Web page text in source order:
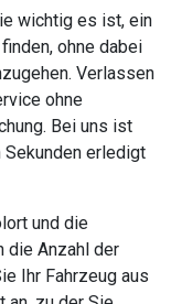
wichtig es ist, ein
ohne dabei
Verlassen
ohne
Bei uns ist
Sekunden erledigt
und die
die Anzahl der
Ihr Fahrzeug aus